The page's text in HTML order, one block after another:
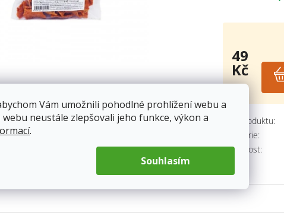
Vám umožnili pohodlné prohlížení webu a
neustále zlepšovali jeho funkce, výkon a
.
Souhlasím
Kód produktu:
Kategorie:
Hmotnost:
49
Kč
Měrná